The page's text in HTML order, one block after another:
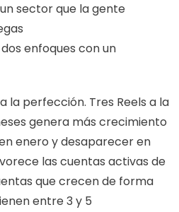
sector que la gente
enfoques con un
la perfección. Tres Reels a la
genera más crecimiento
enero y desaparecer en
las cuentas activas de
que crecen de forma
entre 3 y 5